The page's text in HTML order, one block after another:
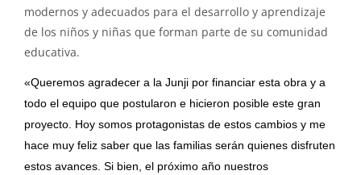
modernos y adecuados para el desarrollo y aprendizaje
de los niños y niñas que forman parte de su comunidad
educativa.
«Queremos agradecer a la Junji por financiar esta obra y a
todo el equipo que postularon e hicieron posible este gran
proyecto. Hoy somos protagonistas de estos cambios y me
hace muy feliz saber que las familias serán quienes disfruten
estos avances. Si bien, el próximo año nuestros